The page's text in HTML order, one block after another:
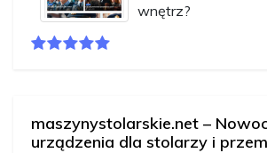
wnętrz?
maszynystolarskie.net –
urządzenia dla stolarzy i